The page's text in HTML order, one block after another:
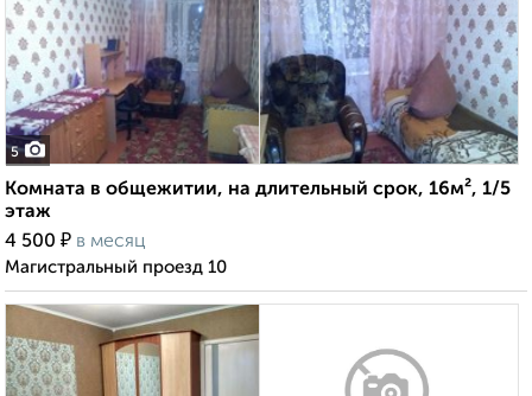
5
Комната в общежитии, на длительный срок, 16м², 1/5
этаж
4 500 ₽ в месяц
Магистральный проезд 10